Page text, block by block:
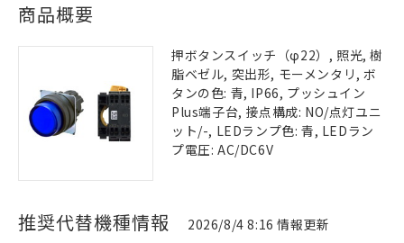
商品概要
押ボタンスイッチ（φ22）, 照光, 樹
脂ベゼル, 突出形, モーメンタリ, ボ
タンの色: 青, IP66, プッシュイン
Plus端子台, 接点構成: NO/点灯ユニ
ット/-, LEDランプ色: 青, LEDラン
プ電圧: AC/DC6V
推奨代替機種情報 2026/8/4 8:16 情報更新